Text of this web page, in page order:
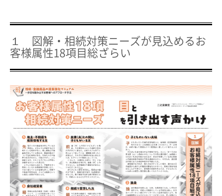
１ 図解・相続対策ニーズが見込めるお
客様属性18項目総ざらい